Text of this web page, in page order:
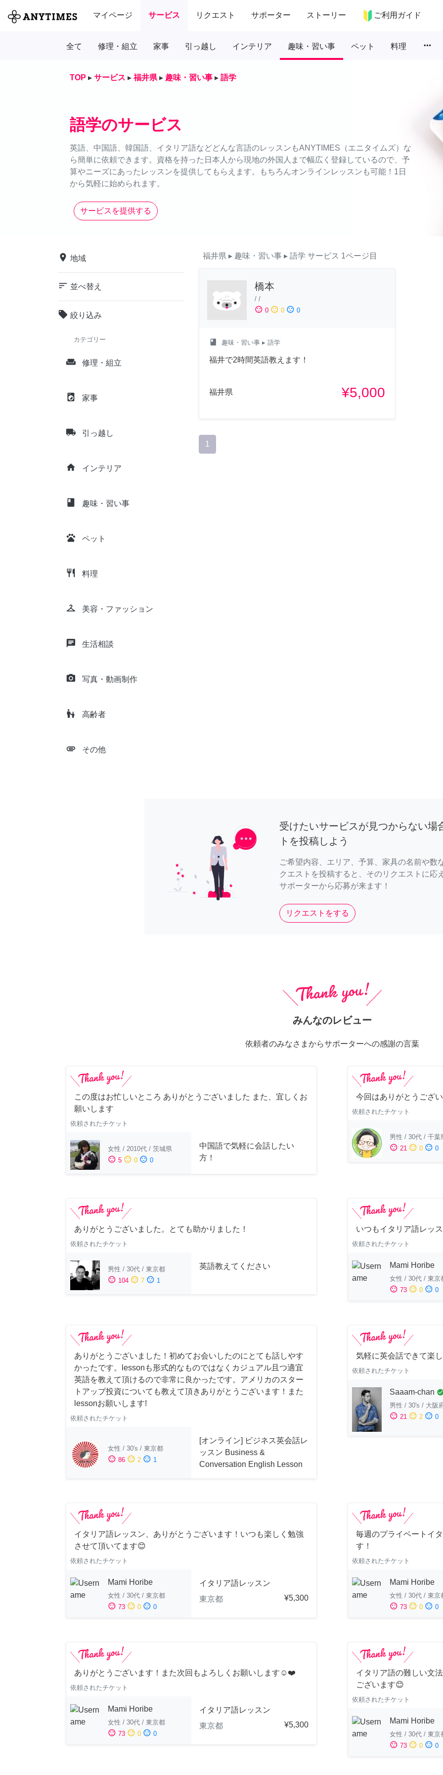
マイページ サービス リクエスト サポーター ストーリー ご利用ガイド
全て 修理・組立 家事 引っ越し インテリア 趣味・習い事 ペット 料理 more_horiz
TOP ▸ サービス ▸ 福井県 ▸ 趣味・習い事 ▸ 語学
語学のサービス
英語、中国語、韓国語、イタリア語などどんな言語のレッスンもANYTIMES（エニタイムズ）な
ら簡単に依頼できます。資格を持った日本人から現地の外国人まで幅広く登録しているので、予
算やニーズにあったレッスンを提供してもらえます。もちろんオンラインレッスンも可能！1日
から気軽に始められます。
サービスを提供する
place 地域
sort 並べ替え
local_offer 絞り込み
カテゴリー
weekend 修理・組立
local_laundry_service 家事
local_shipping 引っ越し
home インテリア
class 趣味・習い事
pets ペット
restaurant 料理
checkroom 美容・ファッション
chat 生活相談
camera_alt 写真・動画制作
escalator_warning 高齢者
attachment その他
福井県 ▸ 趣味・習い事 ▸ 語学 サービス 1ページ目
橋本
/ /
sentiment_satisfied 0 sentiment_neutral 0 sentiment_dissatisfied 0
class 趣味・習い事 ▸ 語学
福井で2時間英語教えます！
福井県 ¥5,000
1
受けたいサービスが見つからない場
トを投稿しよう
ご希望内容、エリア、予算、家具の名前や数
クエストを投稿すると、そのリクエストに応
サポーターから応募が来ます！
リクエストをする
みんなのレビュー
依頼者のみなさまからサポーターへの感謝の言葉
この度はお忙しいところ ありがとうございました また、宜しくお
願いします
依頼されたチケット
女性 / 2010代 / 茨城県
sentiment_satisfied 5 sentiment_neutral 0 sentiment_dissatisfied 0
中国語で気軽に会話したい
方！
今回はありがとうござ
依頼されたチケット
男性 / 30代 / 千葉
sentiment_satisfied 21 sentiment_neutral 0 sentiment_dissatisfied 0
ありがとうございました。とても助かりました！
依頼されたチケット
男性 / 30代 / 東京都
sentiment_satisfied 104 sentiment_neutral 7 sentiment_dissatisfied 1
英語教えてください
いつもイタリア語レッ
依頼されたチケット
Mami Horibe
女性 / 30代 / 東京
sentiment_satisfied 73 sentiment_neutral 0 sentiment_dissatisfied 0
ありがとうございました！初めてお会いしたのにとても話しやす
かったです。lessonも形式的なものではなくカジュアル且つ適宜
英語を教えて頂けるので非常に良かったです。アメリカのスター
トアップ投資についても教えて頂きありがとうございます！また
lessonお願いします!
依頼されたチケット
女性 / 30's / 東京都
sentiment_satisfied 86 sentiment_neutral 2 sentiment_dissatisfied 1
[オンライン] ビジネス英会話レ
ッスン Business &
Conversation English Lesson
気軽に英会話できて楽
依頼されたチケット
Saaam-chan
男性 / 30's / 大阪
sentiment_satisfied 21 sentiment_neutral 2 sentiment_dissatisfied 0
イタリア語レッスン、ありがとうございます！いつも楽しく勉強
させて頂いてます😊
依頼されたチケット
Mami Horibe
女性 / 30代 / 東京都
sentiment_satisfied 73 sentiment_neutral 0 sentiment_dissatisfied 0
イタリア語レッスン
東京都
¥5,300
毎週のプライベートイ
す！
依頼されたチケット
Mami Horibe
女性 / 30代 / 東京
sentiment_satisfied 73 sentiment_neutral 0 sentiment_dissatisfied 0
ありがとうございます！また次回もよろしくお願いします☺️❤️
依頼されたチケット
Mami Horibe
女性 / 30代 / 東京都
sentiment_satisfied 73 sentiment_neutral 0 sentiment_dissatisfied 0
イタリア語レッスン
東京都
¥5,300
イタリア語の難しい文
ございます😊
依頼されたチケット
Mami Horibe
女性 / 30代 / 東京
sentiment_satisfied 73 sentiment_neutral 0 sentiment_dissatisfied 0